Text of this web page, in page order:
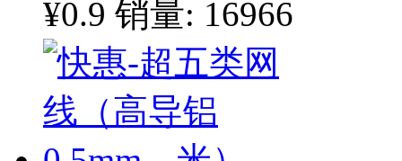
¥0.9 销量: 16966